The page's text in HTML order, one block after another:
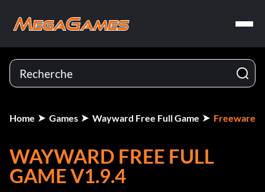
Home Games Wayward Free Full Game Freeware
WAYWARD FREE FULL
GAME V1.9.4